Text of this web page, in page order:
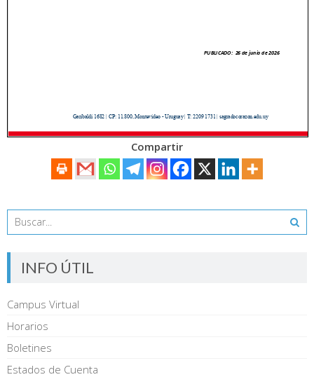
Compartir
INFO ÚTIL
Campus Virtual
Horarios
Boletines
Estados de Cuenta